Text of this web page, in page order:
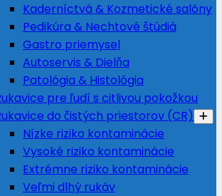
Kaderníctvá & Kozmetické salóny
Pedikúra & Nechtové štúdiá
Gastro priemysel
Autoservis & Dielňa
Patológia & Histológia
pre ľudí s citlivou pokožkou
do čistých priestorov (CR)
Nízke riziko kontaminácie
Vysoké riziko kontaminácie
Extrémne riziko kontaminácie
Veľmi dlhý rukáv